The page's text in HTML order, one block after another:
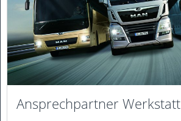
Ansprechpartner Werkstatt